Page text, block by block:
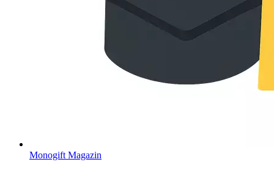
Monogift Magazin